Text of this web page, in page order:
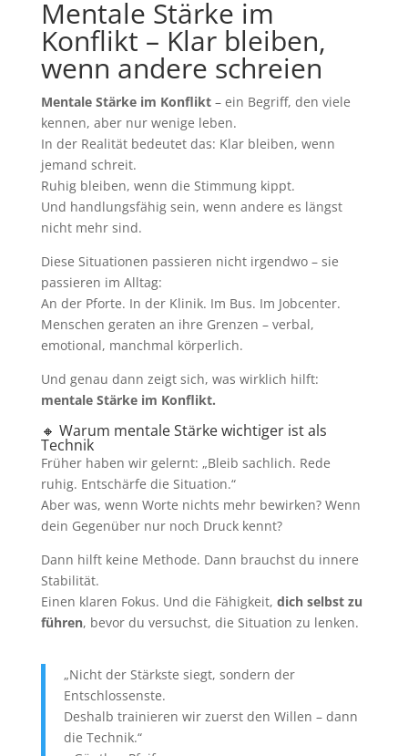
Mentale Stärke im
Konflikt – Klar bleiben,
wenn andere schreien
Mentale Stärke im Konflikt– ein Begriff, den viele
kennen, aber nur wenige leben.
In der Realität bedeutet das: Klar bleiben, wenn
jemand schreit.
Ruhig bleiben, wenn die Stimmung kippt.
Und handlungsfähig sein, wenn andere es längst
nicht mehr sind.
Diese Situationen passieren nicht irgendwo – sie
passieren im Alltag:
An der Pforte. In der Klinik. Im Bus. Im Jobcenter.
Menschen geraten an ihre Grenzen – verbal,
emotional, manchmal körperlich.
Und genau dann zeigt sich, was wirklich hilft:
mentale Stärke im Konflikt.
🔸 Warum mentale Stärke wichtiger ist als
Technik
Früher haben wir gelernt: „Bleib sachlich. Rede
ruhig. Entschärfe die Situation.“
Aber was, wenn Worte nichts mehr bewirken? Wenn
dein Gegenüber nur noch Druck kennt?
Dann hilft keine Methode. Dann brauchst du innere
Stabilität.
Einen klaren Fokus. Und die Fähigkeit, dich selbst zu
führen, bevor du versuchst, die Situation zu lenken.
„Nicht der Stärkste siegt, sondern der
Entschlossenste.
Deshalb trainieren wir zuerst den Willen – dann
die Technik.“